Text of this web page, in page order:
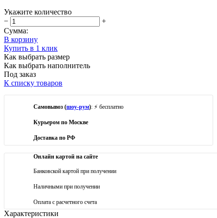
Укажите количество
−
+
Сумма:
В корзину
Купить в 1 клик
Как выбрать размер
Как выбрать наполнитель
Под заказ
К списку товаров
Самовывоз (шоу-рум): ⚡ бесплатно
Курьером по Москве
Доставка по РФ
Онлайн картой на сайте
Банковской картой при получении
Наличными при получении
Оплата с расчетного счета
Характеристики